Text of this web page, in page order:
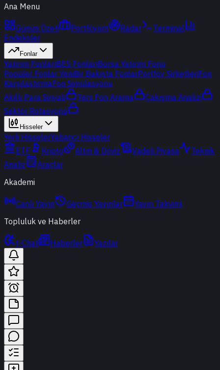
Ana Menu
Günün Özeti Portföyüm Radar
Terminal
Endeksler
Fonlar
Yatırım FonlarıBES FonlarıBorsa Yatırım Fonu
Popüler Fonlar YeniBir Bakışta FonlarPortföy ŞirketleriFon
KarşılaştırmaFon Simülasyonu
Akıllı Para Sinyali
Ters Fon Arama
Çakışma Analizi
Sektör Rotasyonu
Hisseler
Yerli HisselerYabancı Hisseler
ETF
Kripto Altın & Döviz Vadeli Piyasa
Teknik
Analiz
Araçlar
Akademi
Canlı Yayın Geçmiş Yayınlar
Yayın Takvimi
Topluluk ve Haberler
t-Chat Haberler Yazılar